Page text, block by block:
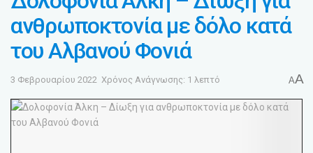
ανθρωποκτονία με δόλο κατά
του Αλβανού Φονιά
3 Φεβρουαρίου 2022 Χρόνος Ανάγνωσης: 1 λεπτό AA